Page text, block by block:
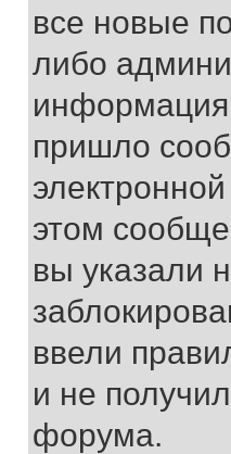
все новые
либо
информация
пришло
этом
вы указали
ввели
и не
форума.